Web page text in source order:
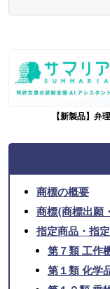
【新製品】弁
商標の概要
商標(商標出願
指定商品・指
第７類 工作
第１類 化学